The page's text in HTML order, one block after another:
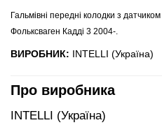
Гальмівні передні колодки з
Фольксваген Кадді 3 2004-.
ВИРОБНИК: INTELLI (Україна)
Про виробника
INTELLI (Україна)